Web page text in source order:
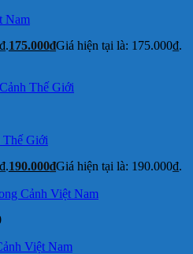
Nam
175.000₫Giá hiện tại là: 175.000₫.
Thế Giới
190.000₫Giá hiện tại là: 190.000₫.
Việt Nam